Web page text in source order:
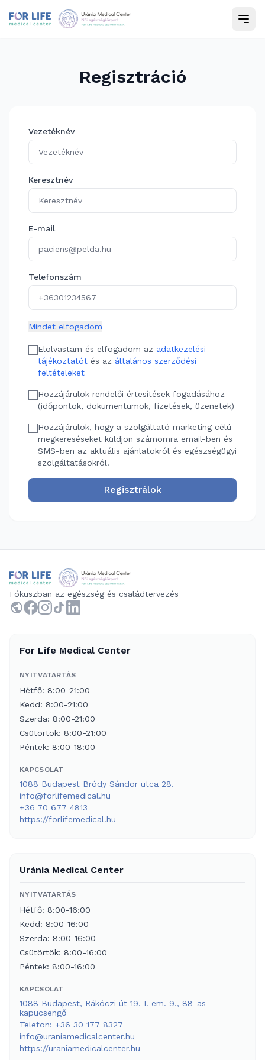
Regisztráció
Vezetéknév
Keresztnév
E-mail
Telefonszám
Mindet elfogadom
Elolvastam és elfogadom az adatkezelési
tájékoztatót és az általános szerződési
feltételeket
Hozzájárulok rendelői értesítések fogadásához
(időpontok, dokumentumok, fizetések, üzenetek)
Hozzájárulok, hogy a szolgáltató marketing célú
megkereséseket küldjön számomra email-ben és
SMS-ben az aktuális ajánlatokról és egészségügyi
szolgáltatásokról.
Regisztrálok
Fókuszban az egészség és családtervezés
For Life Medical Center
NYITVATARTÁS
Hétfő: 8:00-21:00
Kedd: 8:00-21:00
Szerda: 8:00-21:00
Csütörtök: 8:00-21:00
Péntek: 8:00-18:00
KAPCSOLAT
1088 Budapest Bródy Sándor utca 28.
info@forlifemedical.hu
+36 70 677 4813
https://forlifemedical.hu
Uránia Medical Center
NYITVATARTÁS
Hétfő: 8:00-16:00
Kedd: 8:00-16:00
Szerda: 8:00-16:00
Csütörtök: 8:00-16:00
Péntek: 8:00-16:00
KAPCSOLAT
1088 Budapest, Rákóczi út 19. I. em. 9., 88-as
kapucsengő
Telefon: +36 30 177 8327
info@uraniamedicalcenter.hu
https://uraniamedicalcenter.hu